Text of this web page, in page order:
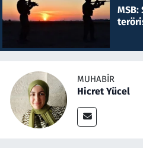
MSB:
MUHABIR
Hicret Yücel